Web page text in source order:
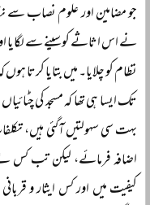
جو مضامین اور علوم نصاب
نے اس اثاثے کو سینے سے لگایا
نظام کو چلایا۔ میں بتایا کرتا
تک ایسا ہی تھا کہ مسجد کی
بہت سی سہولتیں آگئی ہیں،
اضافہ فرمائے، لیکن تب کس
کیفیت میں اور کس ایثار و